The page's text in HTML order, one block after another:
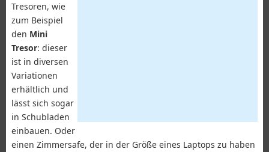
Tresoren, wie
zum Beispiel
den Mini
Tresor: dieser
ist in diversen
Variationen
erhältlich und
lässt sich sogar
in Schubladen
einbauen. Oder
einen Zimmersafe, der in der Größe eines Laptops zu haben